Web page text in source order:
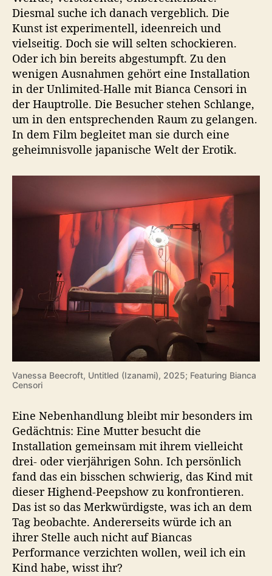
Diesmal suche ich danach vergeblich. Die
Kunst ist experimentell, ideenreich und
vielseitig. Doch sie will selten schockieren.
Oder ich bin bereits abgestumpft. Zu den
wenigen Ausnahmen gehört eine Installation
in der Unlimited-Halle mit Bianca Censori in
der Hauptrolle. Die Besucher stehen Schlange,
um in den entsprechenden Raum zu gelangen.
In dem Film begleitet man sie durch eine
geheimnisvolle japanische Welt der Erotik.
Vanessa Beecroft, Untitled (Izanami), 2025; Featuring Bianca
Censori
Eine Nebenhandlung bleibt mir besonders im
Gedächtnis: Eine Mutter besucht die
Installation gemeinsam mit ihrem vielleicht
drei- oder vierjährigen Sohn. Ich persönlich
fand das ein bisschen schwierig, das Kind mit
dieser Highend-Peepshow zu konfrontieren.
Das ist so das Merkwürdigste, was ich an dem
Tag beobachte. Andererseits würde ich an
ihrer Stelle auch nicht auf Biancas
Performance verzichten wollen, weil ich ein
Kind habe, wisst ihr?